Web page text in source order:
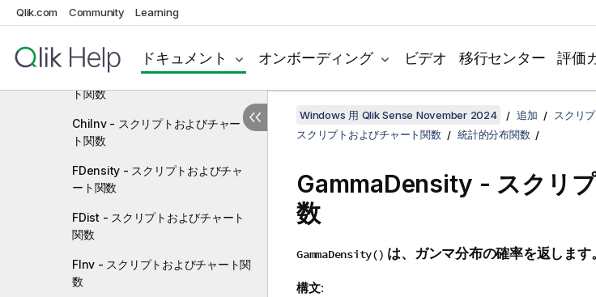
Qlik.com Community Learning
ドキュメント オンボーディング ビデオ 移行センター 評価
ChiDensity - スクリプトおよびチ
ャート関数
ChiDist - スクリプトおよびチャー
ト関数
ChiInv - スクリプトおよびチャー
ト関数
FDensity - スクリプトおよびチャ
ート関数
FDist - スクリプトおよびチャート
関数
FInv - スクリプトおよびチャート関
数
Windows 用 Qlik Sense November 2024 追加
スクリ
スクリプトおよびチャート関数
統計的分布関数
GammaDensity - スクリ
数
GammaDensity() は、ガンマ分布の確率を返します。
構文: